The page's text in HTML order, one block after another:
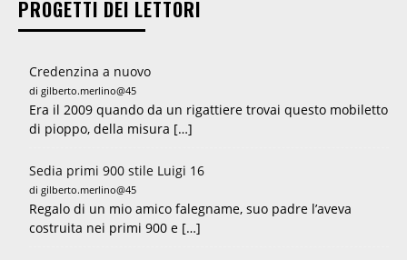
PROGETTI DEI LETTORI
Credenzina a nuovo
di gilberto.merlino@45
Era il 2009 quando da un rigattiere trovai questo mobiletto
di pioppo, della misura […]
Sedia primi 900 stile Luigi 16
di gilberto.merlino@45
Regalo di un mio amico falegname, suo padre l’aveva
costruita nei primi 900 e […]